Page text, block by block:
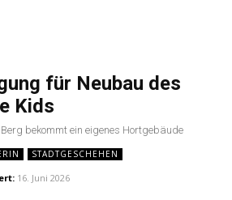
für Neubau des
Kids
bekommt ein eigenes Hortgebäude
STADTGESCHEHEN
16. Juni 2026